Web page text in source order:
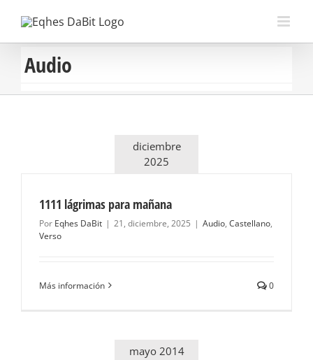
Audio
diciembre
2025
1111 lágrimas para mañana
Por Eqhes DaBit | 21, diciembre, 2025 | Audio, Castellano,
Verso
Más información 0
mayo 2014